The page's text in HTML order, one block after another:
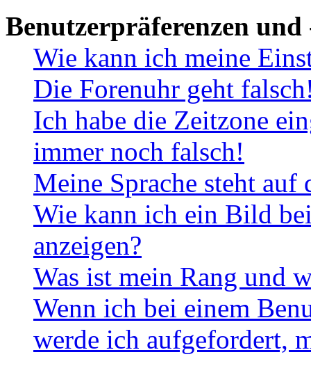
Benutzerpräferenzen und
Wie kann ich meine
Die Forenuhr geht
Ich habe die Zeitzone
immer noch falsch!
Meine Sprache steht
Wie kann ich ein Bild
anzeigen?
Was ist mein Rang und
Wenn ich bei einem
werde ich aufgefordert,